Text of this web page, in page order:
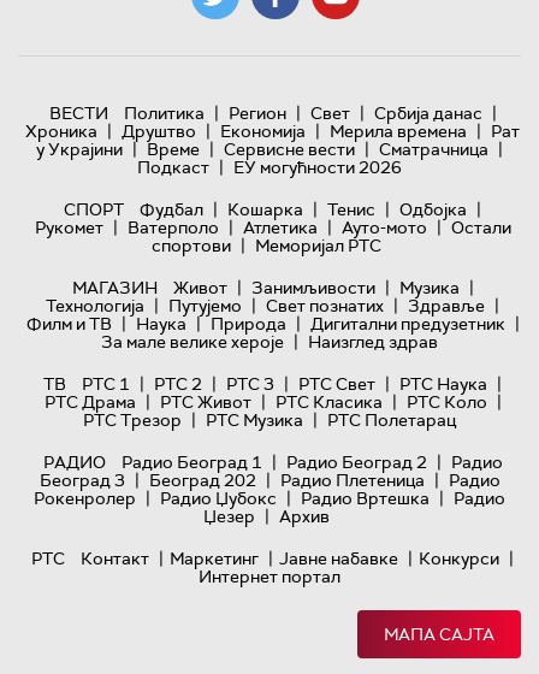
ВЕСТИ Политика | Регион | Свет | Србија данас |
Хроника | Друштво | Економија | Мерила времена | Рат
у Украјини | Време | Сервисне вести | Сматрачница |
Подкаст | ЕУ могућности 2026
СПОРТ
Фудбал | Кошарка | Тенис | Одбојка |
Рукомет | Ватерполо | Атлетика | Ауто-мото | Остали
спортови | Меморијал РТС
МАГАЗИН
Живот | Занимљивости | Музика |
Технологијa | Путујемо | Свет познатих | Здравље |
Филм и ТВ | Наука | Природа | Дигитални предузетник |
За мале велике хероје | Наизглед здрав
ТВ
РТС 1 | РТС 2 | РТС 3 | РТС Свет | РТС Наука |
РТС Драма | РТС Живот | РТС Класика | РТС Коло |
РТС Трезор | РТС Музика | РТС Полетарац
РАДИО
Радио Београд 1 | Радио Београд 2 | Радио
Београд 3 | Београд 202 | Радио Плетеница | Радио
Рокенролер | Радио Џубокс | Радио Вртешка | Радио
Џезер | Архив
РТС
Контакт | Маркетинг | Јавне набавке | Конкурси |
Интернет портал
МАПА САЈТА